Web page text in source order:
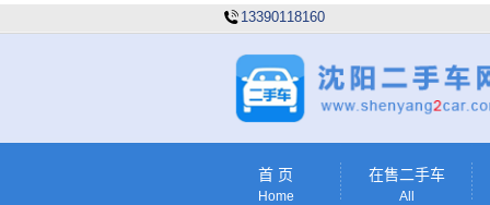
13390118160
首 页
Home
在售二手车
All